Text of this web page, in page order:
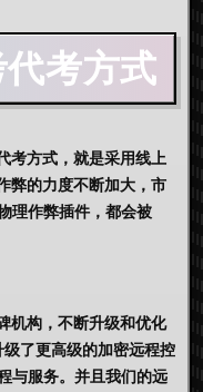
考方式
考方式，就是采用线上
弊的力度不断加大，市
理作弊插件，都会被
机构，不断升级和优化
了更高级的加密远程控
与服务。并且我们的远